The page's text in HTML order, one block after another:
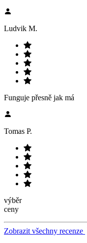
Ludvik M.
Funguje přesně jak má
Tomas P.
výběr
ceny
Zobrazit všechny recenze